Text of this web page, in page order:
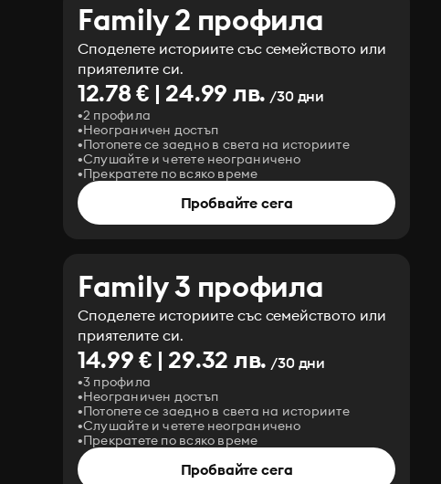
Family 2 профила
Споделете историите със семейството или
приятелите си.
12.78 € | 24.99 лв. /30 дни
2 профила
Неограничен достъп
Потопете се заедно в света на историите
Слушайте и четете неограничено
Прекратете по всяко време
Пробвайте сега
Family 3 профила
Споделете историите със семейството или
приятелите си.
14.99 € | 29.32 лв. /30 дни
3 профила
Неограничен достъп
Потопете се заедно в света на историите
Слушайте и четете неограничено
Прекратете по всяко време
Пробвайте сега